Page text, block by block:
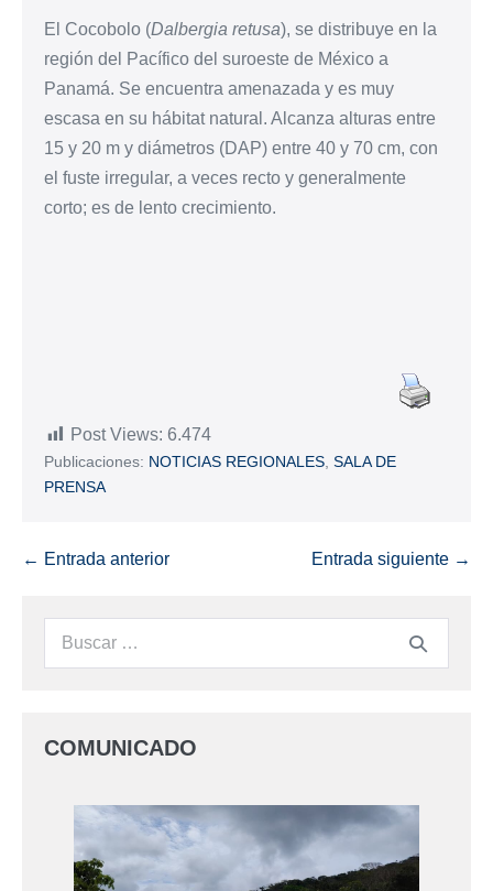
El Cocobolo (Dalbergia retusa), se distribuye en la
región del Pacífico del suroeste de México a
Panamá. Se encuentra amenazada y es muy
escasa en su hábitat natural. Alcanza alturas entre
15 y 20 m y diámetros (DAP) entre 40 y 70 cm, con
el fuste irregular, a veces recto y generalmente
corto; es de lento crecimiento.
Post Views: 6.474
Publicaciones: NOTICIAS REGIONALES SALA DE
PRENSA
← Entrada anterior Entrada siguiente →
COMUNICADO